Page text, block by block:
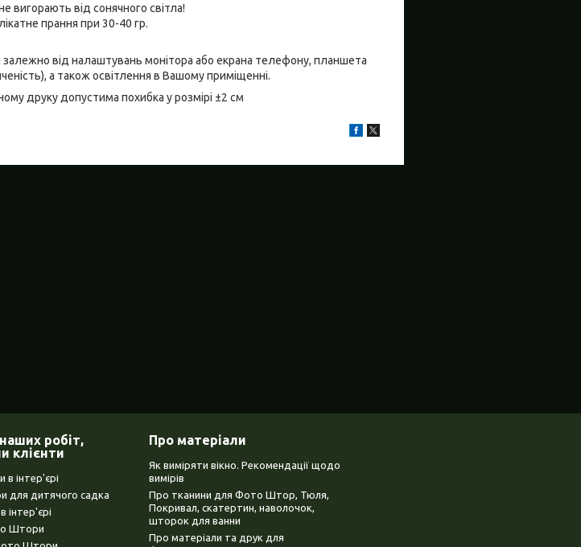
вигорають від сонячного світла!
прання при 30-40 гр.
залежно від налаштувань монітора або екрана телефону, планшета
а також освітлення в Вашому приміщенні.
друку допустима похибка у розмірі ±2 см
робіт,
клієнти
інтер'єрі
для дитячого садка
Штори
Про матеріали
Як виміряти вікно. Рекомендації щодо
вимірів
Про тканини для Фото Штор, Тюля,
Покривал, скатертин, наволочок,
шторок для ванни
Про матеріали та друк для